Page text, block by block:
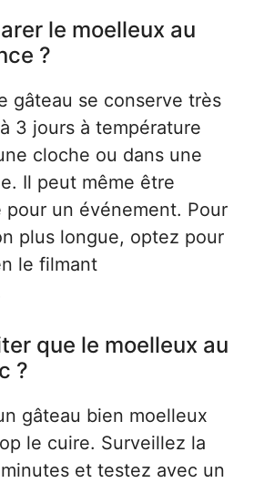
le moelleux au
?
gâteau se conserve très
3 jours à température
cloche ou dans une
Il peut même être
pour un événement. Pour
plus longue, optez pour
le filmant
que le moelleux au
?
gâteau bien moelleux
le cuire. Surveillez la
et testez avec un